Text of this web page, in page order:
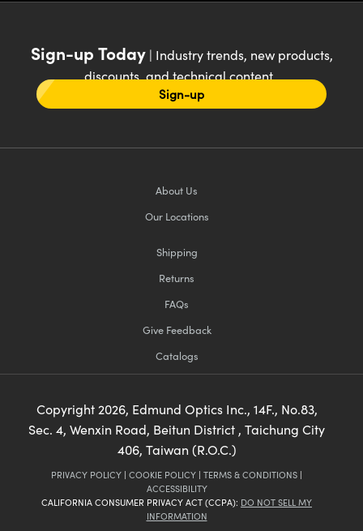
Sign-up Today| Industry trends, new products,
discounts, and technical content
Sign-up
About Us
Our Locations
Shipping
Returns
FAQs
Give Feedback
Catalogs
Copyright 2026, Edmund Optics Inc., 14F., No.83,
Sec. 4, Wenxin Road, Beitun District , Taichung City
406, Taiwan (R.O.C.)
PRIVACY POLICY | COOKIE POLICY | TERMS & CONDITIONS |
ACCESSIBILITY
CALIFORNIA CONSUMER PRIVACY ACT (CCPA): DO NOT SELL MY
INFORMATION